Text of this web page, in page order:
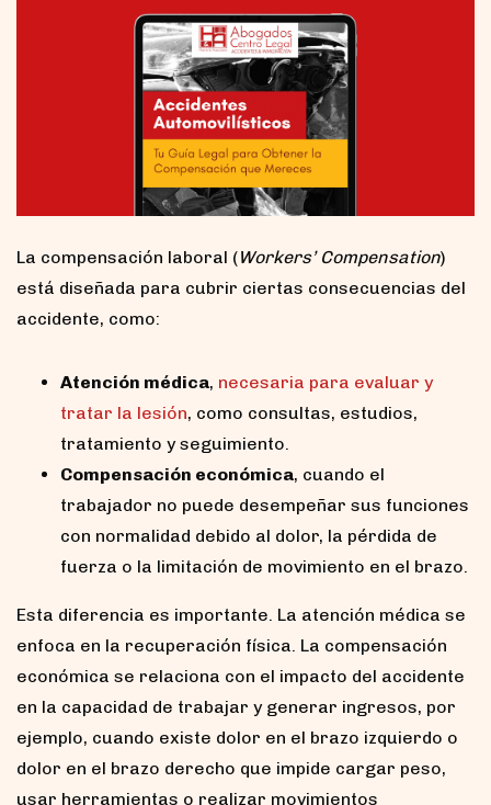
La compensación laboral (Workers’ Compensation)
está diseñada para cubrir ciertas consecuencias del
accidente, como:
Atención médica, necesaria para evaluar y
tratar la lesión, como consultas, estudios,
tratamiento y seguimiento.
Compensación económica, cuando el
trabajador no puede desempeñar sus funciones
con normalidad debido al dolor, la pérdida de
fuerza o la limitación de movimiento en el brazo.
Esta diferencia es importante. La atención médica se
enfoca en la recuperación física. La compensación
económica se relaciona con el impacto del accidente
en la capacidad de trabajar y generar ingresos, por
ejemplo, cuando existe dolor en el brazo izquierdo o
dolor en el brazo derecho que impide cargar peso,
usar herramientas o realizar movimientos